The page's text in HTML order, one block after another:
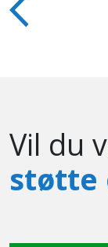
Vil du
støtte